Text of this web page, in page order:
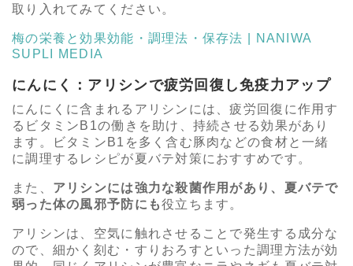
取り入れてみてください。
梅の栄養と効果効能・調理法・保存法 | NANIWA
SUPLI MEDIA
にんにく：アリシンで疲労回復し免疫力アップ
にんにくに含まれるアリシンには、疲労回復に作用す
るビタミンB1の働きを助け、持続させる効果があり
ます。ビタミンB1を多く含む豚肉などの食材と一緒
に調理するレシピが夏バテ対策におすすめです。
また、 アリシンには強力な殺菌作用があり、夏バテで
弱った体の風邪予防にも役立ちます。
アリシンは、空気に触れさせることで発生する成分な
ので、細かく刻む・すりおろすといった調理方法が効